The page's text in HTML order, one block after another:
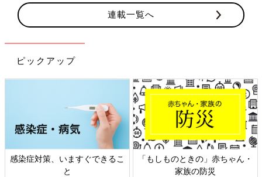
連載一覧へ
ピックアップ
感染症対策、いますぐできるこ
と
「もしものときの」赤ちゃん・
家族の防災